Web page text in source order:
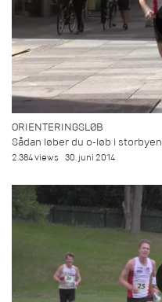
ORIENTERINGSLØB
Sådan løber du o-løb i storbyen
2.384 views 30. juni 2014